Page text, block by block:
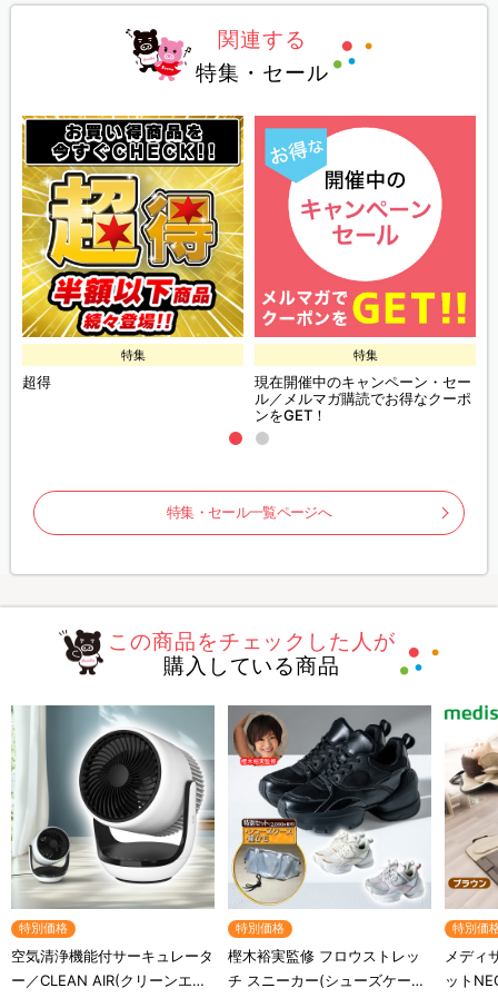
関連する
特集・セール
特集
超得
特集
現在開催中のキャンペーン・セー
ル／メルマガ購読でお得なクーポ
ンをGET！
特集・セール一覧ページへ
この商品をチェックした人が
購入している商品
特別価格
空気清浄機能付サーキュレータ
ー／CLEAN AIR(クリーンエア
特別価格
樫木裕実監修 フロウストレッ
チ スニーカー(シューズケース
特別価
メディ
ット